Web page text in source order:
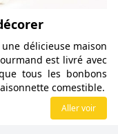
délicieuse maison
est livré avec
tous les bonbons
comestible.
Aller voir